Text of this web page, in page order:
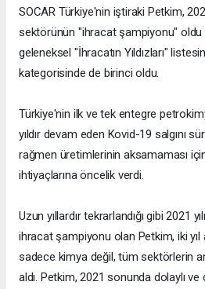
SOCAR Türkiye'nin iştiraki Petkim,
sektörünün "ihracat şampiyonu" oldu
geleneksel "İhracatın Yıldızları"
kategorisinde de birinci oldu.
Türkiye'nin ilk ve tek entegre
yıldır devam eden Kovid-19 salgını
rağmen üretimlerinin aksamaması
ihtiyaçlarına öncelik verdi.
Uzun yıllardır tekrarlandığı gibi 2021
ihracat şampiyonu olan Petkim, iki yıl
sadece kimya değil, tüm sektörlerin
aldı. Petkim, 2021 sonunda dolaylı